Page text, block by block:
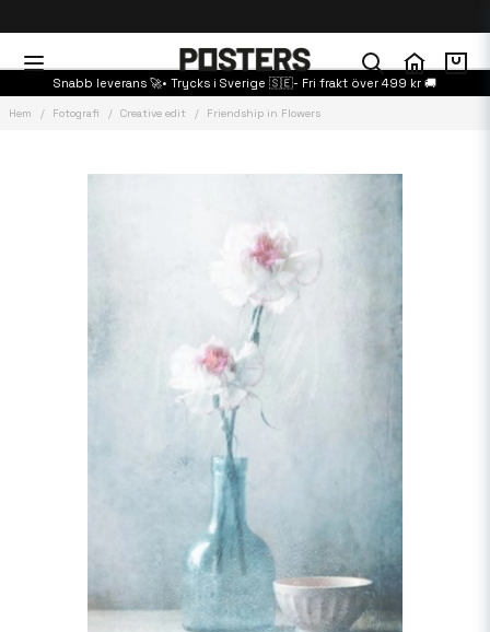
Snabb leverans 🚀• Trycks i Sverige 🇸🇪- Fri frakt över 499 kr 🚚
Hem Fotografi Creative edit Friendship in Flowers